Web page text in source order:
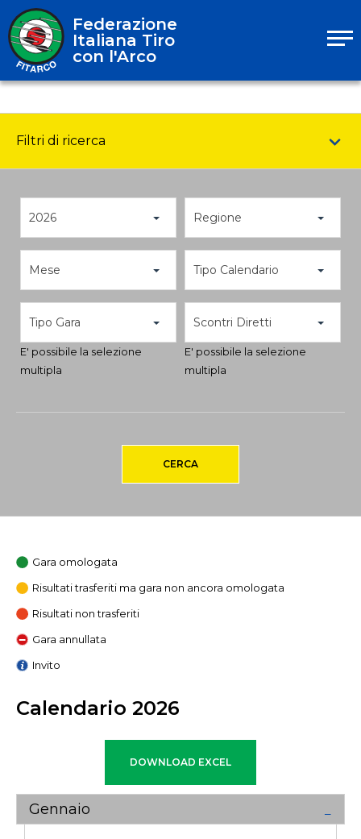
Federazione
Italiana Tiro
con l'Arco
Filtri di ricerca
2026 Regione
Mese Tipo Calendario
Tipo Gara
E' possibile la selezione
multipla
Scontri Diretti
E' possibile la selezione
multipla
CERCA
Gara omologata
Risultati trasferiti ma gara non ancora omologata
Risultati non trasferiti
Gara annullata
Invito
Calendario 2026
Gennaio